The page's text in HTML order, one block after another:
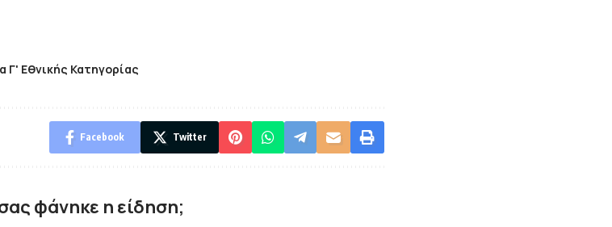
Γ' Εθνικής Κατηγορίας
Facebook Twitter
φάνηκε η είδηση;